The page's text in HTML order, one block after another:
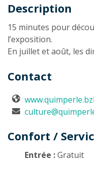
Description
Description
15 minutes pour
l’exposition.
En juillet et août, les
Contact
Confort /
Entrée :Gratuit